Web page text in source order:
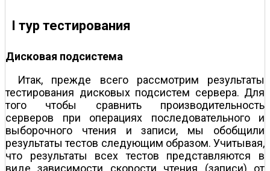
I тур тестирования
Дисковая подсистема
Итак, прежде всего рассмотрим результаты
тестирования дисковых подсистем сервера. Для
того чтобы сравнить производительность
серверов при операциях последовательного и
выборочного чтения и записи, мы обобщили
результаты тестов следующим образом. Учитывая,
что результаты всех тестов представляются в
виде зависимости скорости чтения (записи) от